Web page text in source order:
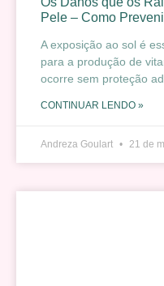
Pele – Como
A exposição ao sol é
para a produção de
ocorre sem proteção
CONTINUAR LENDO »
Andreza Goulart 21 de